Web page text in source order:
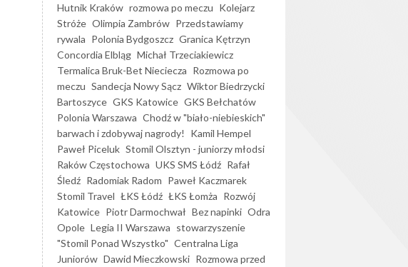
Hutnik Kraków rozmowa po meczu Kolejarz
Stróże Olimpia Zambrów Przedstawiamy
rywala Polonia Bydgoszcz Granica Kętrzyn
Concordia Elbląg Michał Trzeciakiewicz
Termalica Bruk-Bet Nieciecza Rozmowa po
meczu Sandecja Nowy Sącz Wiktor Biedrzycki
Bartoszyce GKS Katowice GKS Bełchatów
Polonia Warszawa Chodź w "biało-niebieskich"
barwach i zdobywaj nagrody!
Kamil Hempel
Paweł Piceluk Stomil Olsztyn - juniorzy młodsi
Raków Częstochowa UKS SMS Łódź Rafał
Śledź Radomiak Radom Paweł Kaczmarek
Stomil Travel ŁKS Łódź ŁKS Łomża Rozwój
Katowice Piotr Darmochwał Bez napinki Odra
Opole Legia II Warszawa stowarzyszenie
"Stomil Ponad Wszystko" Centralna Liga
Juniorów Dawid Mieczkowski Rozmowa przed